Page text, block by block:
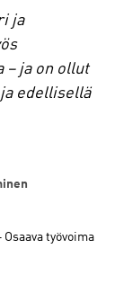
ja
– ja on ollut
edellisellä
työvoima